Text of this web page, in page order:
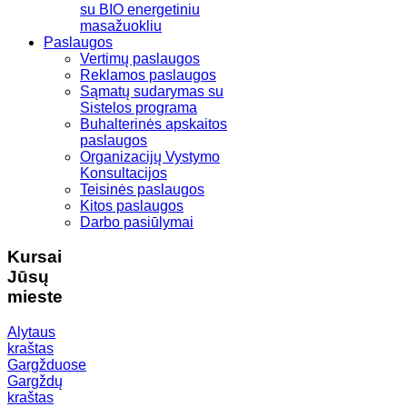
su BIO energetiniu
masažuokliu
Paslaugos
Vertimų paslaugos
Reklamos paslaugos
Sąmatų sudarymas su
Sistelos programa
Buhalterinės apskaitos
paslaugos
Organizacijų Vystymo
Konsultacijos
Teisinės paslaugos
Kitos paslaugos
Darbo pasiūlymai
Kursai
Jūsų
mieste
Alytaus
kraštas
Gargžduose
Gargždų
kraštas